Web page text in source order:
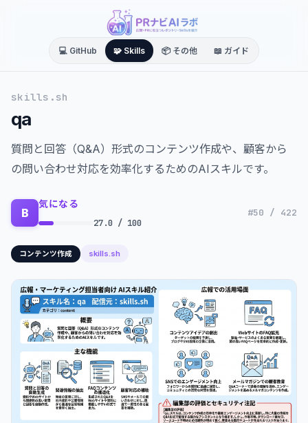
💻 GitHub 🧩 Skills 📦 その他 📖 ガイド
skills.sh
qa
質問と回答（Q&A）形式のコンテンツ作成や、顧客から
の問い合わせ対応を効率化するためのAIスキルです。
B
気になる
27.0 / 100
#50 / 422
コンテンツ作成 skills.sh